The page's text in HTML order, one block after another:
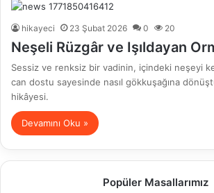
hikayeci 23 Şubat 2026 0 20
Neşeli Rüzgâr ve Işıldayan
Sessiz ve renksiz bir vadinin, içindeki neşeyi
can dostu sayesinde nasıl gökkuşağına
hikâyesi.
Devamını Oku »
Popüler Masallarımız